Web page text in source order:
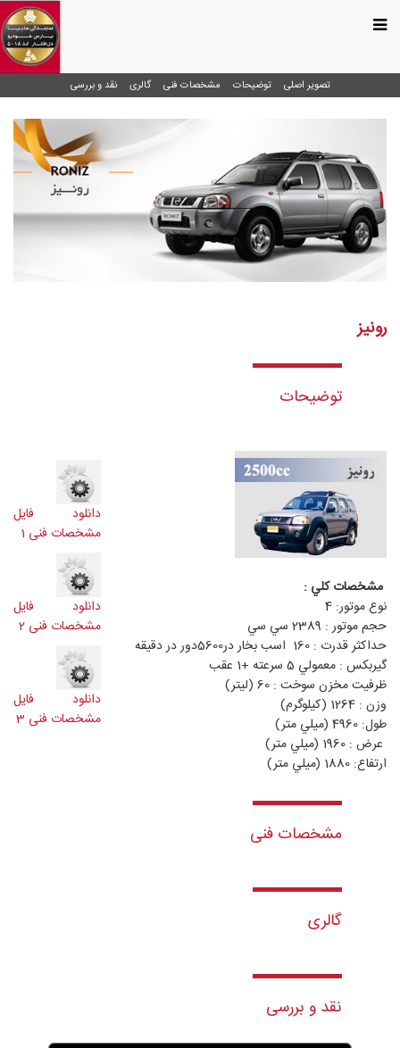
تصویر اصلی توضیحات مشخصات فنی گالری نقد و بررسی
رونیز
توضیحات
مشخصات كلي :
نوع موتور: 4
حجم موتور : 2389 سي سي
حداكثر قدرت : 160 اسب بخار در5600دور در دقيقه
گيربكس : معمولي 5 سرعته +1 عقب
ظرفيت مخزن سوخت : 60 (ليتر)
وزن : 1264 (كيلوگرم)
طول: 4960 (ميلي متر)
عرض : 1960 (ميلي متر)
ارتفاع: 1880 (ميلي متر)
دانلود فایل
مشخصات فنی 1
دانلود فایل
مشخصات فنی 2
دانلود فایل
مشخصات فنی 3
مشخصات فنی
گالری
نقد و بررسی